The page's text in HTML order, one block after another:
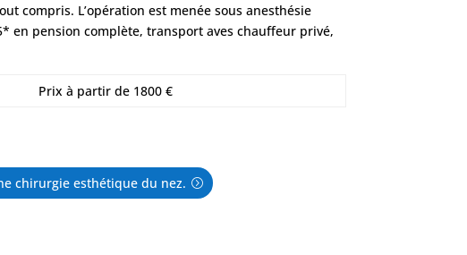
compris. L’opération est menée sous anesthésie
en pension complète, transport aves chauffeur privé,
Prix à partir de 1800 €
chirurgie esthétique du nez.